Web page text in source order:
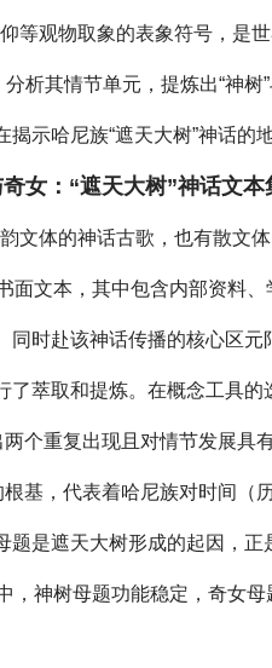
等观物取象的表象符号，是
析其情节单元，提炼出“神树
示哈尼族“遮天大树”神话的
女：“遮天大树”神话文
文体的神话古歌，也有散文
面文本，其中包含内部资料
时赴该神话传播的核心区
萃取和提炼。在概念工具的
个重复出现且对情节发展
基，代表着哈尼族对时间
是遮天大树形成的起因，
神树母题功能稳定，奇女母